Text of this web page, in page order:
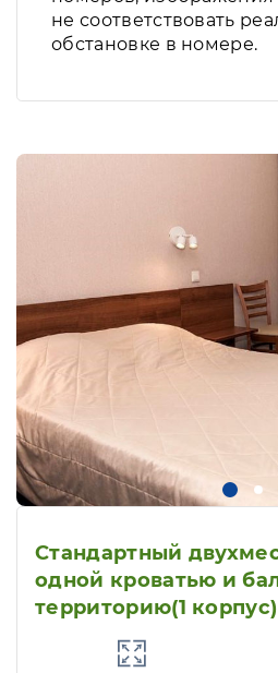
не соответствовать
обстановке в номере.
Стандартный
одной кроватью и
территорию(1 корпус)